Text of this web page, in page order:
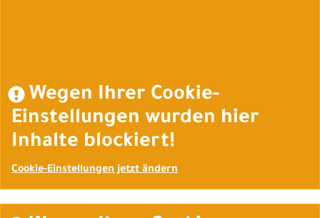
Wegen Ihrer Cookie-
Einstellungen wurden hier
Inhalte blockiert!
Cookie-Einstellungen jetzt ändern